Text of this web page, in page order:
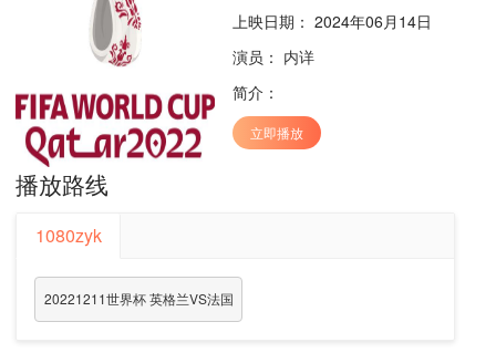
上映日期： 2024年06月14日
演员： 内详
简介：
立即播放
播放路线
1080zyk
20221211世界杯 英格兰VS法国